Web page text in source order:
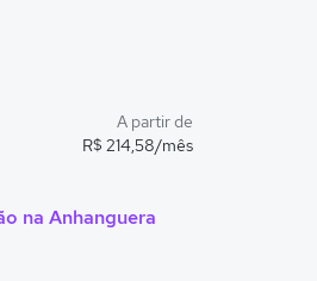
A partir de
R$ 214,58/mês
na Anhanguera